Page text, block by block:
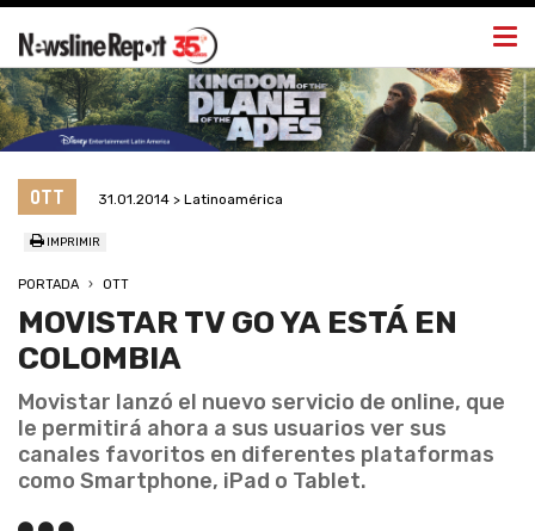
OTT 31.01.2014 > Latinoamérica
IMPRIMIR
PORTADA OTT
MOVISTAR TV GO YA ESTÁ EN
COLOMBIA
Movistar lanzó el nuevo servicio de online, que
le permitirá ahora a sus usuarios ver sus
canales favoritos en diferentes plataformas
como Smartphone, iPad o Tablet.